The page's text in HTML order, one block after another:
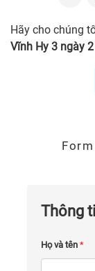
Hãy cho chúng
Vĩnh Hy 3 ngày
Thông
Họ và tên *